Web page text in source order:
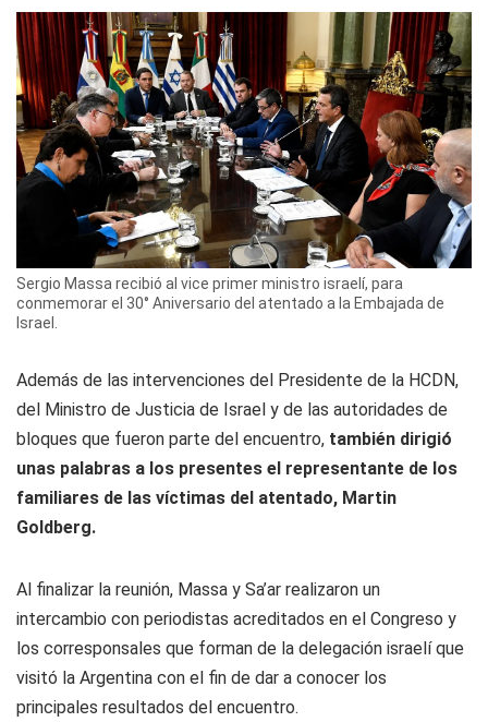
Sergio Massa recibió al vice primer ministro israelí, para
conmemorar el 30° Aniversario del atentado a la Embajada de
Israel.
Además de las intervenciones del Presidente de la HCDN,
del Ministro de Justicia de Israel y de las autoridades de
bloques que fueron parte del encuentro, también dirigió
unas palabras a los presentes el representante de los
familiares de las víctimas del atentado, Martin
Goldberg.
Al finalizar la reunión, Massa y Sa’ar realizaron un
intercambio con periodistas acreditados en el Congreso y
los corresponsales que forman de la delegación israelí que
visitó la Argentina con el fin de dar a conocer los
principales resultados del encuentro.